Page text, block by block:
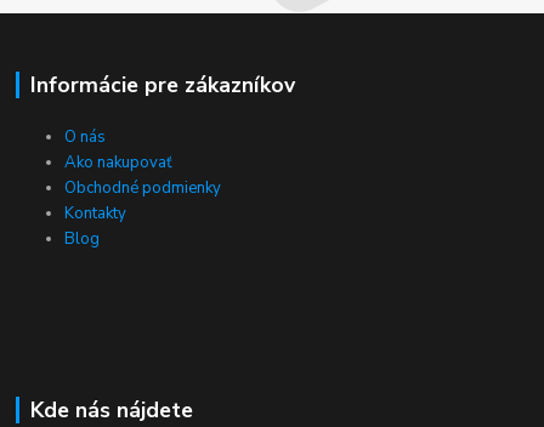
Informácie pre zákazníkov
O nás
Ako nakupovať
Obchodné podmienky
Kontakty
Blog
Kde nás nájdete